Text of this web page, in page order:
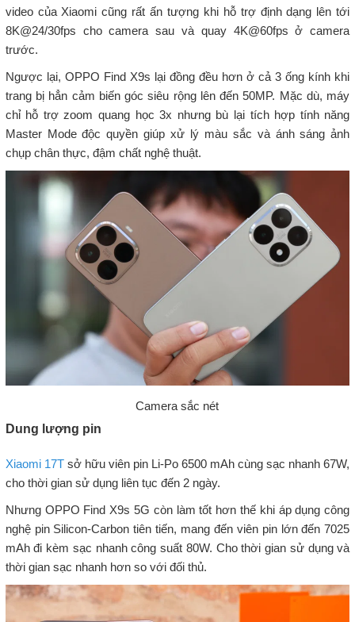
video của Xiaomi cũng rất ấn tượng khi hỗ trợ định dạng lên tới
8K@24/30fps cho camera sau và quay 4K@60fps ở camera
trước.
Ngược lại, OPPO Find X9s lại đồng đều hơn ở cả 3 ống kính khi
trang bị hẳn cảm biến góc siêu rộng lên đến 50MP. Mặc dù, máy
chỉ hỗ trợ zoom quang học 3x nhưng bù lại tích hợp tính năng
Master Mode độc quyền giúp xử lý màu sắc và ánh sáng ảnh
chụp chân thực, đậm chất nghệ thuật.
Camera sắc nét
Dung lượng pin
Xiaomi 17Tsở hữu viên pin Li-Po 6500 mAh cùng sạc nhanh 67W,
cho thời gian sử dụng liên tục đến 2 ngày.
Nhưng OPPO Find X9s 5G còn làm tốt hơn thế khi áp dụng công
nghệ pin Silicon-Carbon tiên tiến, mang đến viên pin lớn đến 7025
mAh đi kèm sạc nhanh công suất 80W. Cho thời gian sử dụng và
thời gian sạc nhanh hơn so với đối thủ.